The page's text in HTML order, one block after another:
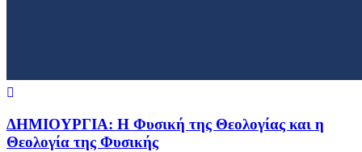
ΔΗΜΙΟΥΡΓΙΑ: Η Φυσική της Θεολογίας και η
Θεολογία της Φυσικής